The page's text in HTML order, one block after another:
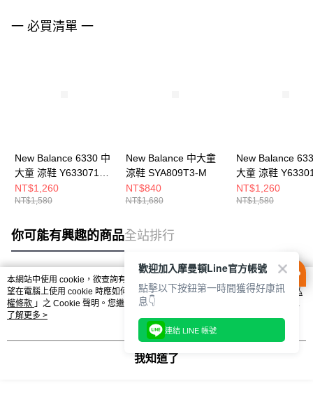
一 必買清單 一
New Balance 6330 中
大童 涼鞋 Y633071S-
M
NT$1,260
NT$1,580
New Balance 中大童
涼鞋 SYA809T3-M
NT$840
NT$1,680
New Balance
大童 涼鞋
M
NT$1,260
NT$1,580
你可能有興趣的商品全站排行
熱門標籤
本網站中使用 cookie，欲查詢有關本網站使用 cookie 方式之詳情，及若您不希
望在電腦上使用 cookie 時應如何變更電腦的 cookie 設定，請參閱本網站「
隱私
權條款 」之 Cookie 聲明。您繼續使用本網站即表示您同意本公司得按本網站使
用條款之 Cookie 聲明使用 cookie。
了解更多 >
我知道了
歡迎加入摩曼頓Line官方帳號
點擊以下按鈕第一時間獲得好康訊
息👇
連結 LINE 帳號